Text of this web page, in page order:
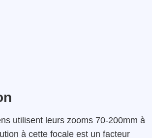
utilisent leurs zooms 70-200mm à
à cette focale est un facteur